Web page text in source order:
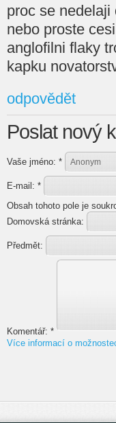
proc se
nebo proste
anglofilni flaky
kapku
odpovědět
Poslat nový
Vaše jméno: *
E-mail: *
Obsah tohoto pole je
Domovská stránka:
Předmět:
Komentář: *
Více informací o